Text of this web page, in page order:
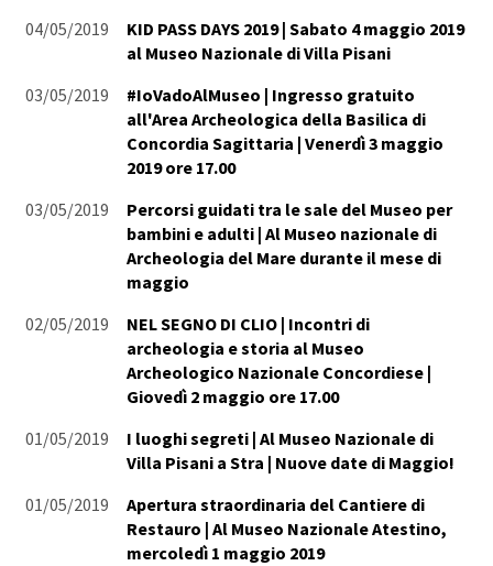
04/05/2019
KID PASS DAYS 2019 | Sabato 4 maggio 2019
al Museo Nazionale di Villa Pisani
03/05/2019
#IoVadoAlMuseo | Ingresso gratuito
all'Area Archeologica della Basilica di
Concordia Sagittaria | Venerdì 3 maggio
2019 ore 17.00
03/05/2019
Percorsi guidati tra le sale del Museo per
bambini e adulti | Al Museo nazionale di
Archeologia del Mare durante il mese di
maggio
02/05/2019
NEL SEGNO DI CLIO | Incontri di
archeologia e storia al Museo
Archeologico Nazionale Concordiese |
Giovedì 2 maggio ore 17.00
01/05/2019
I luoghi segreti | Al Museo Nazionale di
Villa Pisani a Stra | Nuove date di Maggio!
01/05/2019
Apertura straordinaria del Cantiere di
Restauro | Al Museo Nazionale Atestino,
mercoledì 1 maggio 2019